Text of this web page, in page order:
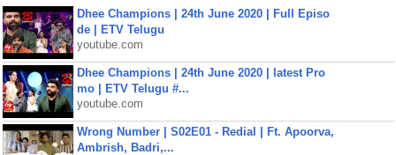
Dhee Champions | 24th June 2020 | Full Episo
de | ETV Telugu
youtube.com
Dhee Champions | 24th June 2020 | latest Pro
mo | ETV Telugu #...
youtube.com
Wrong Number | S02E01 - Redial | Ft. Apoorva,
Ambrish, Badri,...